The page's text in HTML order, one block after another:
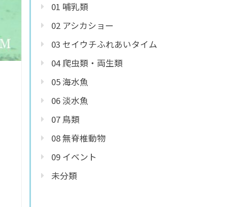
01 哺乳類
02 アシカショー
03 セイウチふれあいタイム
04 爬虫類・両生類
05 海水魚
06 淡水魚
07 鳥類
08 無脊椎動物
09 イベント
未分類